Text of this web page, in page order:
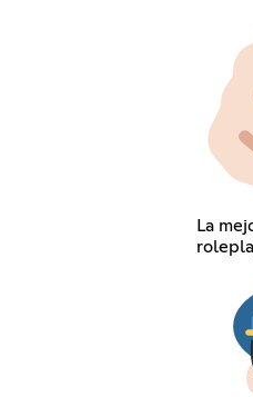
La